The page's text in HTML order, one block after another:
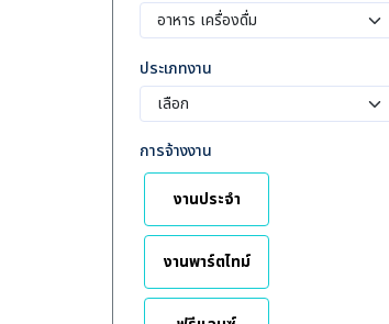
ประเภทงาน
การจ้างงาน
งานประจำ
งานพาร์ตไทม์